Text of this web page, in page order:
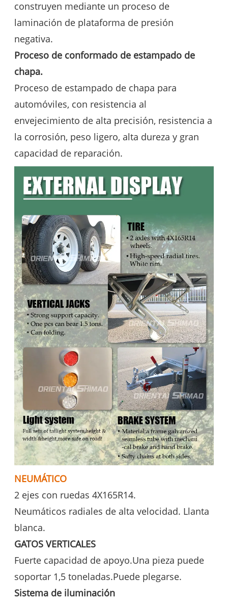
construyen mediante un proceso de
laminación de plataforma de presión
negativa.
Proceso de conformado de estampado de
chapa.
Proceso de estampado de chapa para
automóviles, con resistencia al
envejecimiento de alta precisión, resistencia a
la corrosión, peso ligero, alta dureza y gran
capacidad de reparación.
NEUMÁTICO
2 ejes con ruedas 4X165R14.
Neumáticos radiales de alta velocidad. Llanta
blanca.
GATOS VERTICALES
Fuerte capacidad de apoyo.Una pieza puede
soportar 1,5 toneladas.Puede plegarse.
Sistema de iluminación